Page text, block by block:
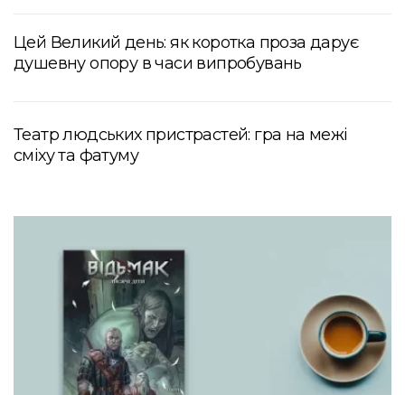
Цей Великий день: як коротка проза дарує
душевну опору в часи випробувань
Театр людських пристрастей: гра на межі
сміху та фатуму